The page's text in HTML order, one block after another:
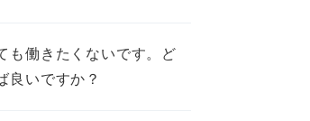
も働きたくないです。ど
良いですか？